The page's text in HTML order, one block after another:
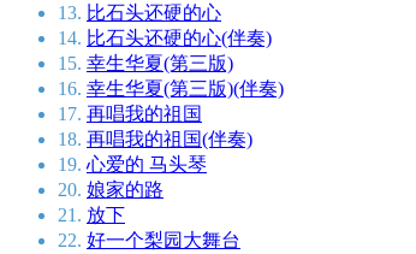
13. 比石头还硬的心
14. 比石头还硬的心(伴奏)
15. 幸生华夏(第三版)
16. 幸生华夏(第三版)(伴奏)
17. 再唱我的祖国
18. 再唱我的祖国(伴奏)
19. 心爱的 马头琴
20. 娘家的路
21. 放下
22. 好一个梨园大舞台